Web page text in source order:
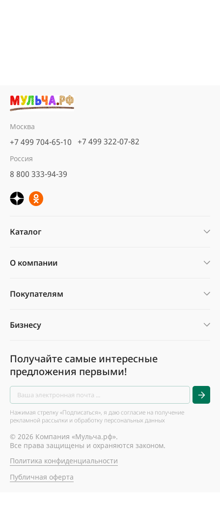
Москва
+7 499 704-65-10 +7 499 322-07-82
Россия
8 800 333-94-39
Каталог
О компании
Покупателям
Бизнесу
Получайте самые интересные
предложения первыми!
Нажимая стрелку «Подписаться», я даю согласие на получение
рекламной рассылки и обработку персональных данных
© 2026 Компания «Мульча.рф».
Все права защищены и охраняются законом.
Политика конфиденциальности
Публичная оферта